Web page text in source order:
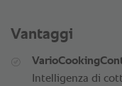
Vantaggi
Intelligenza di